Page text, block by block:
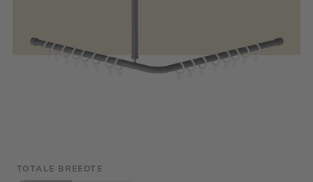
TOTALE BREEDTE